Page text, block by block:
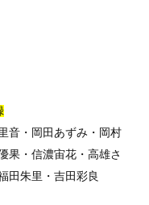
音・岡田あずみ・岡村
果・信濃宙花・高雄さ
田朱里・吉田彩良